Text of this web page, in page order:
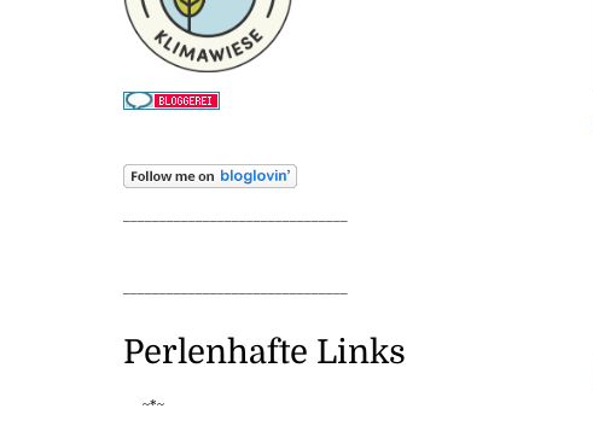
Perlenhafte Links
~*~